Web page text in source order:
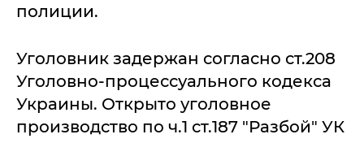
полиции.
Уголовник задержан согласно ст.208
Уголовно-процессуального кодекса
Украины. Открыто уголовное
производство по ч.1 ст.187 "Разбой" УК